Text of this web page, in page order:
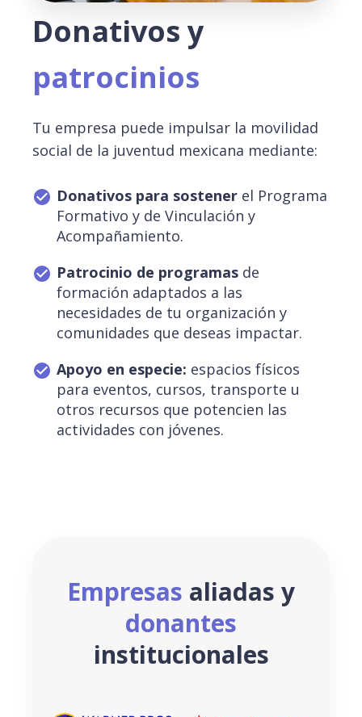
Donativos y
patrocinios
Tu empresa puede impulsar la movilidad
social de la juventud mexicana mediante:
Donativos para sostener el Programa
Formativo y de Vinculación y
Acompañamiento.
Patrocinio de programas de
formación adaptados a las
necesidades de tu organización y
comunidades que deseas impactar.
Apoyo en especie: espacios físicos
para eventos, cursos, transporte u
otros recursos que potencien las
actividades con jóvenes.
Empresas aliadas y
donantes
institucionales